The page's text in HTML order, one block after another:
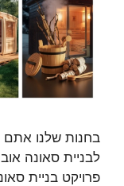
בחנות שלנו אתם
לבניית סאונה
פרויקט בניית